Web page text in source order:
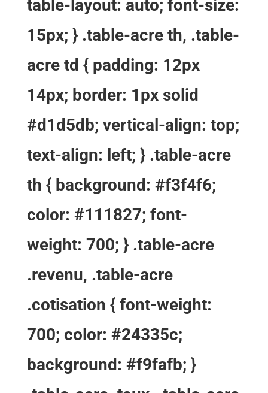
table-layout: auto; font-size:
15px; } .table-acre th, .table-
acre td { padding: 12px
14px; border: 1px solid
#d1d5db; vertical-align: top;
text-align: left; } .table-acre
th { background: #f3f4f6;
color: #111827; font-
weight: 700; } .table-acre
.revenu, .table-acre
.cotisation { font-weight:
700; color: #24335c;
background: #f9fafb; }